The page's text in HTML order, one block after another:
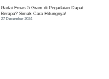
Gadai Emas 5 Gram di Pegadaian Dapat
Berapa? Simak Cara Hitungnya!
27 December 2024